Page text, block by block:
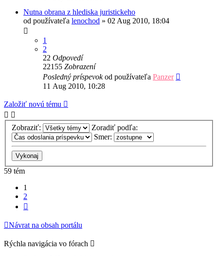
Nutna obrana z hlediska juristickeho
od používateľa lenochod » 02 Aug 2010, 18:04
1
2
22 Odpovedí
22155 Zobrazení
Posledný príspevokod používateľa Panzer
11 Aug 2010, 10:28
Založiť novú tému
Zobraziť:
Zoradiť podľa:
Smer:
59 tém
1
2
Návrat na obsah portálu
Rýchla navigácia vo fórach